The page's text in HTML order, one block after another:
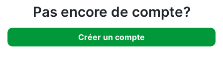
Pas encore de compte?
Créer un compte